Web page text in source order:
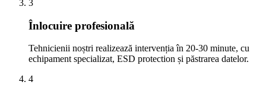
3
Înlocuire profesională
Tehnicienii noștri realizează intervenția în 20-30 minute, cu
echipament specializat, ESD protection și păstrarea datelor.
4